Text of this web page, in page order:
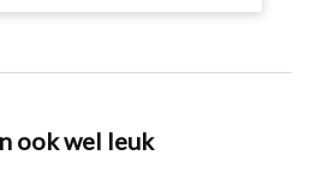
ook wel leuk